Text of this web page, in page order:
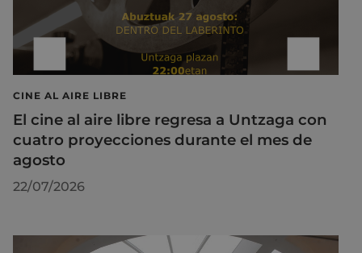
CINE AL AIRE LIBRE
El cine al aire libre regresa a Untzaga con
cuatro proyecciones durante el mes de
agosto
22/07/2026